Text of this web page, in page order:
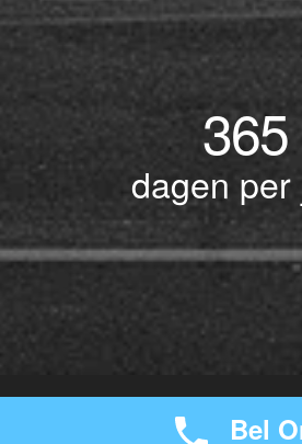
365
dagen per
JW Verzekeringen Bel